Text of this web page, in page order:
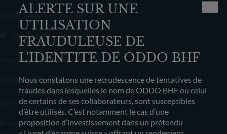
ALERTE SUR UNE
UTILISATION
FRAUDULEUSE DE
L'IDENTITE DE ODDO BHF
Nous constatons une recrudescence de tentatives de
fraudes dans lesquelles le nom de ODDO BHF ou celui
de certains de ses collaborateurs, sont susceptibles
d’être utilisés. C’est notamment le cas d’une
proposition d’investissement dans un prétendu
ODDO BHF My Wealth
App store Google Play
Pour toute information
Contactez-nousRésilier mon contrat
Espace presse
Ils parlent de nous